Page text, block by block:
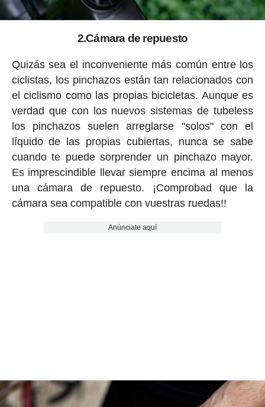
2.Cámara de repuesto
Quizás sea el inconveniente más común entre los
ciclistas, los pinchazos están tan relacionados con
el ciclismo como las propias bicicletas. Aunque es
verdad que con los nuevos sistemas de tubeless
los pinchazos suelen arreglarse "solos" con el
líquido de las propias cubiertas, nunca se sabe
cuando te puede sorprender un pinchazo mayor.
Es imprescindible llevar siempre encima al menos
una cámara de repuesto. ¡Comprobad que la
cámara sea compatible con vuestras ruedas!!
Anúnciate aquí